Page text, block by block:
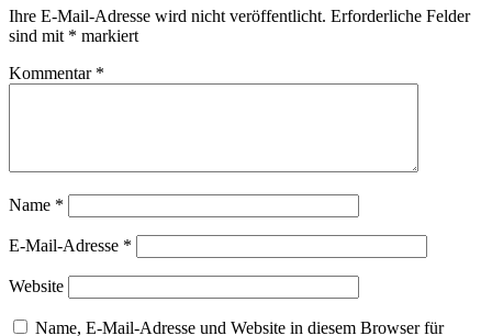
Ihre E-Mail-Adresse wird nicht veröffentlicht. Erforderliche Felder
sind mit * markiert
Kommentar *
Name *
E-Mail-Adresse *
Website
Name, E-Mail-Adresse und Website in diesem Browser für